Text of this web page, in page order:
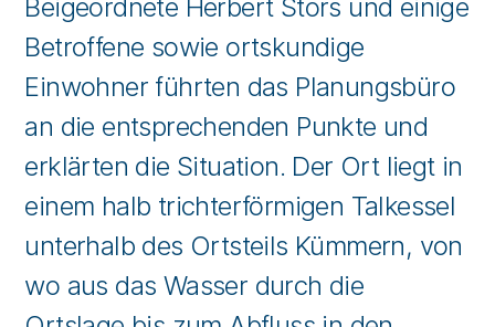
Beigeordnete Herbert Stors und einige
Betroffene sowie ortskundige
Einwohner führten das Planungsbüro
an die entsprechenden Punkte und
erklärten die Situation. Der Ort liegt in
einem halb trichterförmigen Talkessel
unterhalb des Ortsteils Kümmern, von
wo aus das Wasser durch die